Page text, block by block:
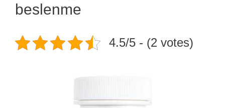
beslenme
4.5/5 - (2 votes)